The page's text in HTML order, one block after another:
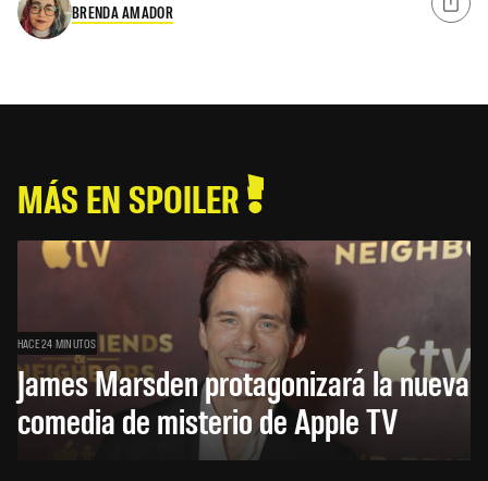
BRENDA AMADOR
MÁS EN SPOILER
HACE 24 MINUTOS
James Marsden protagonizará la nueva
comedia de misterio de Apple TV